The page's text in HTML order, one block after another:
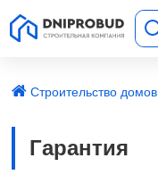
Строительство домов
Гарантия